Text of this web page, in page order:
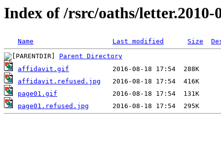
Index of /rsrc/oaths/letter.2010-
Name Last modified Size
Parent Directory
affidavit.gif
affidavit.refused.jpg
page01.gif
page01.refused.jpg